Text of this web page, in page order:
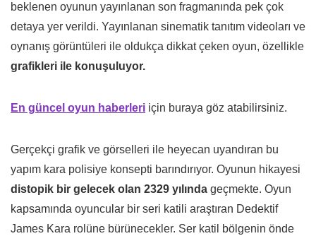
beklenen oyunun yayınlanan son fragmanında pek çok
detaya yer verildi. Yayınlanan sinematik tanıtım videoları ve
oynanış görüntüleri ile oldukça dikkat çeken oyun, özellikle
grafikleri ile konuşuluyor.
En güncel oyun haberleri için buraya göz atabilirsiniz.
Gerçekçi grafik ve görselleri ile heyecan uyandıran bu
yapım kara polisiye konsepti barındırıyor. Oyunun hikayesi
distopik bir gelecek olan 2329 yılında geçmekte. Oyun
kapsamında oyuncular bir seri katili araştıran Dedektif
James Kara rolüne bürünecekler. Ser katil bölgenin önde